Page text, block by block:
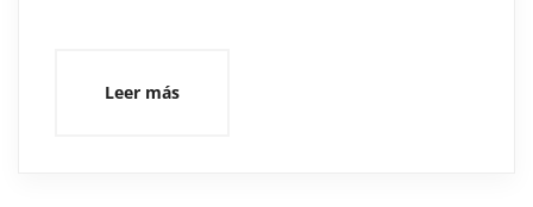
Leer más